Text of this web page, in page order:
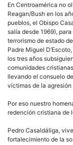
En Centroamérica no
Reagan/Bush en los
pueblos, el Obispo
salía desde 1969),
terrorismo de estado
Padre Miguel
los tres años
comunidades
llevando el consuelo
víctimas de la
Por eso nuestro
redención cristiana de
Pedro Casaldáliga,
fortalecimiento de la